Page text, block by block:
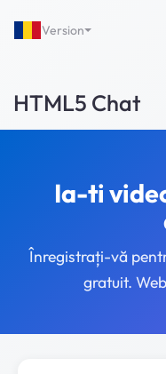
Version
HTML5 Chat
Ia-ti
Înregistrați-vă
gratuit.